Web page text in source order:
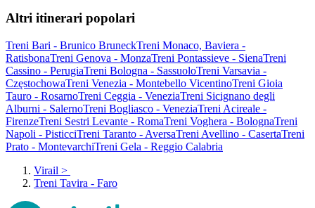
Altri itinerari popolari
Treni Bari - Brunico BruneckTreni Monaco, Baviera -
RatisbonaTreni Genova - MonzaTreni Pontassieve - SienaTreni
Cassino - PerugiaTreni Bologna - SassuoloTreni Varsavia -
CzęstochowaTreni Venezia - Montebello VicentinoTreni Gioia
Tauro - RosarnoTreni Ceggia - VeneziaTreni Sicignano degli
Alburni - SalernoTreni Bogliasco - VeneziaTreni Acireale -
FirenzeTreni Sestri Levante - RomaTreni Voghera - BolognaTreni
Napoli - PisticciTreni Taranto - AversaTreni Avellino - CasertaTreni
Prato - MontevarchiTreni Gela - Reggio Calabria
Virail >
Treni Tavira - Faro